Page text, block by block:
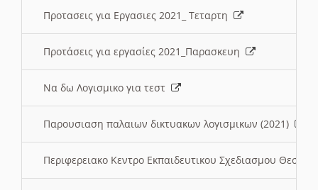
Προτασεις για Εργασιες 2021_ Τεταρτη
Προτάσεις για εργασίες 2021_Παρασκευη
Να δω Λογισμικο για τεστ
Παρουσιαση παλαιων δικτυακων λογισμικων (2021)
Περιφερειακο Κεντρο Εκπαιδευτικου Σχεδιασμου